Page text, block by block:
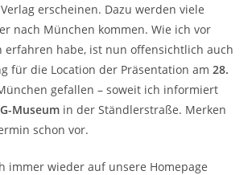
erscheinen. Dazu werden viele
nach München kommen. Wie ich vor
erfahren habe, ist nun offensichtlich auch
für die Location der Präsentation am 28.
gefallen – soweit ich informiert
Museum in der Ständlerstraße. Merken
schon vor.
immer wieder auf unsere Homepage